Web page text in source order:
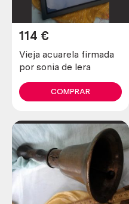
Vieja acuarela firmada
por sonia de lera
114 €
COMPRAR